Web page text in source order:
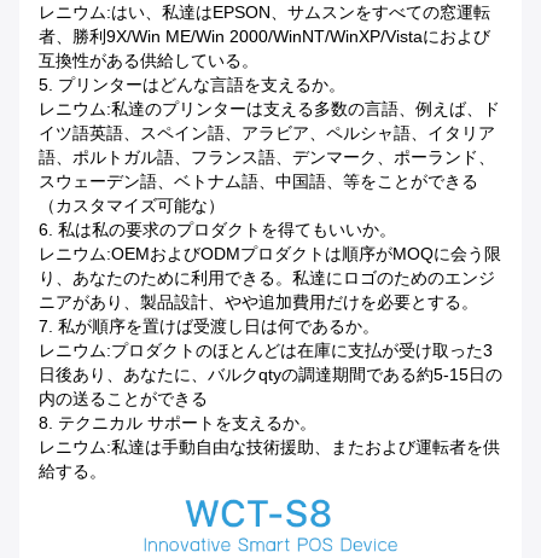
レニウム:はい、私達はEPSON、サムスンをすべての窓運転
者、勝利9X/Win ME/Win 2000/WinNT/WinXP/Vistaにおよび
互換性がある供給している。
5. プリンターはどんな言語を支えるか。
レニウム:私達のプリンターは支える多数の言語、例えば、ド
イツ語英語、スペイン語、アラビア、ペルシャ語、イタリア
語、ポルトガル語、フランス語、デンマーク、ポーランド、
スウェーデン語、ベトナム語、中国語、等をことができる
（カスタマイズ可能な）
6. 私は私の要求のプロダクトを得てもいいか。
レニウム:OEMおよびODMプロダクトは順序がMOQに会う限
り、あなたのために利用できる。私達にロゴのためのエンジ
ニアがあり、製品設計、やや追加費用だけを必要とする。
7. 私が順序を置けば受渡し日は何であるか。
レニウム:プロダクトのほとんどは在庫に支払が受け取った3
日後あり、あなたに、バルクqtyの調達期間である約5-15日の
内の送ることができる
8. テクニカル サポートを支えるか。
レニウム:私達は手動自由な技術援助、またおよび運転者を供
給する。